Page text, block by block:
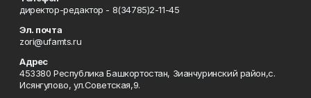
директор-редактор - 8(34785)2-11-45
Эл. почта
zori@ufamts.ru
Адрес
453380 Республика Башкортостан, Зианчуринский район,с.
Исянгулово, ул.Советская,9.